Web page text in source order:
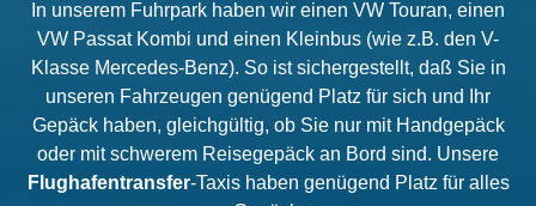
In unserem Fuhrpark haben wir einen VW Touran, einen
VW Passat Kombi und einen Kleinbus (wie z.B. den V-
Klasse Mercedes-Benz). So ist sichergestellt, daß Sie in
unseren Fahrzeugen genügend Platz für sich und Ihr
Gepäck haben, gleichgültig, ob Sie nur mit Handgepäck
oder mit schwerem Reisegepäck an Bord sind. Unsere
Flughafentransfer-Taxis haben genügend Platz für alles